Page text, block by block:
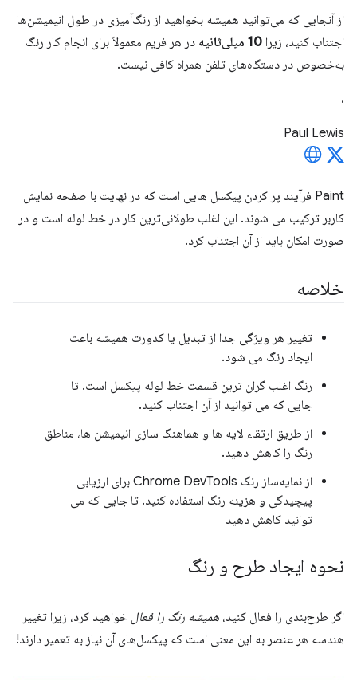
از آنجایی که می‌توانید همیشه بخواهید از رنگ‌آمیزی در طول انیمیشن‌ها
اجتناب کنید، زیرا 10 میلی‌ثانیه
در هر فریم معمولاً برای انجام کار رنگ
به‌خصوص در دستگاه‌های تلفن همراه کافی نیست.
،
Paul Lewis
Paint فرآیند پر کردن پیکسل هایی است که در نهایت با صفحه نمایش
کاربر ترکیب می شوند. این اغلب طولانی‌ترین کار در خط لوله است و در
صورت امکان باید از آن اجتناب کرد.
خلاصه
تغییر هر ویژگی جدا از تبدیل یا کدورت همیشه باعث
ایجاد رنگ می شود.
رنگ اغلب گران ترین قسمت خط لوله پیکسل است. تا
جایی که می توانید از آن اجتناب کنید.
از طریق ارتقاء لایه ها و هماهنگ سازی انیمیشن ها، مناطق
رنگ را کاهش دهید.
از نمایه‌ساز رنگ Chrome DevTools برای ارزیابی
پیچیدگی و هزینه رنگ استفاده کنید. تا جایی که می
توانید کاهش دهید
نحوه ایجاد طرح و رنگ
اگر طرح‌بندی را فعال کنید، همیشه رنگ را فعال خواهید کرد، زیرا تغییر
هندسه هر عنصر به این معنی است که پیکسل‌های آن نیاز به تعمیر دارند!